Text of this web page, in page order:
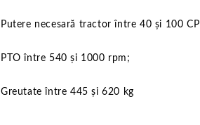
Putere necesară tractor între 40 și 100 CP
PTO între 540 și 1000 rpm;
Greutate între 445 și 620 kg